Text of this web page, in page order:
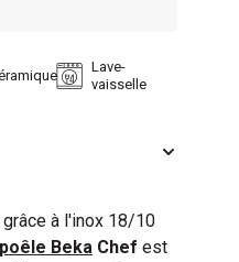
Lave-
vaisselle
à l'inox 18/10
poêle Beka Chef est